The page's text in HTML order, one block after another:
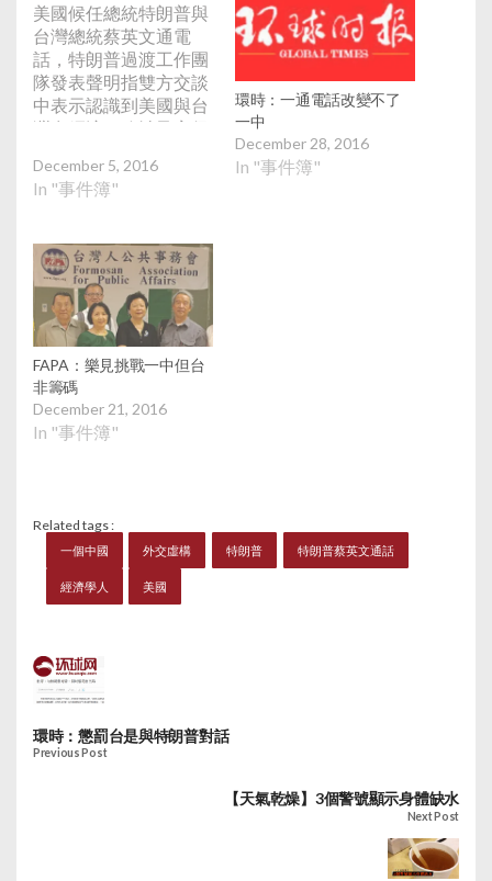
美國候任總統特朗普與
台灣總統蔡英文通電
話，特朗普過渡工作團
隊發表聲明指雙方交談
中表示認識到美國與台
灣在經濟、政治及安保
話是美台自1979年斷交
並承認北京是「一個中
次有台灣領導人與美國
總統當選人通電話。特
朗普在社交網站Twitter
指是蔡英文致電祝賀自
己當選，他說：「真有
趣，怎麼美國可向台灣
出售價值數以十億美元
的軍備，但我不應接受
一個祝賀電話。」在台
「Mr. Trump」，特朗
普稱蔡總統為
「president」。特朗普
在貼文中表示，美國將
向遷離美國到海外建
汽車等產品的公司，徵
收35%重稅。中國外長
王毅回應時表示：「這
只是台灣方面搞的一個
小動作，根本不可能改
December 5, 2016
In "事件簿"
環時：一通電話改變不了
一中
December 28, 2016
In "事件簿"
FAPA：樂見挑戰一中但台
非籌碼
December 21, 2016
In "事件簿"
Related tags :
一個中國 外交虛構 特朗普 特朗普蔡英文通話
經濟學人 美國
環時：懲罰台是與特朗普對話
Previous Post
【天氣乾燥】3個警號顯示身體缺水
Next Post